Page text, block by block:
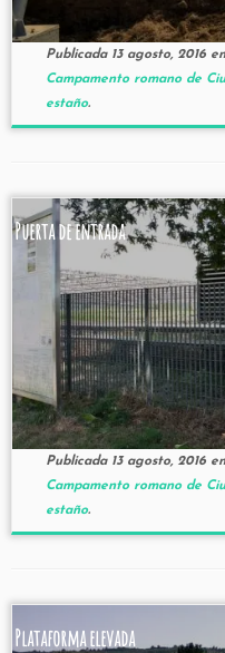
Publicada 13 agosto, 2016en
Campamento romano de
estaño.
Puerta de entrada
Publicada 13 agosto, 2016en
Campamento romano de
estaño.
Plataforma elevada